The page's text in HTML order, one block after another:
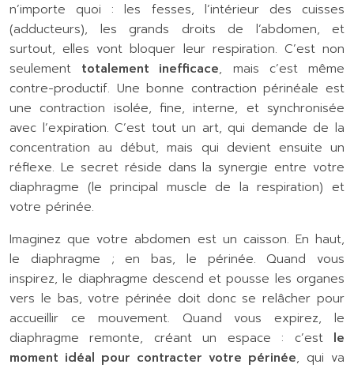
n’importe quoi : les fesses, l’intérieur des cuisses
(adducteurs), les grands droits de l’abdomen, et
surtout, elles vont bloquer leur respiration. C’est non
seulement totalement inefficace, mais c’est même
contre-productif. Une bonne contraction périnéale est
une contraction isolée, fine, interne, et synchronisée
avec l’expiration. C’est tout un art, qui demande de la
concentration au début, mais qui devient ensuite un
réflexe. Le secret réside dans la synergie entre votre
diaphragme (le principal muscle de la respiration) et
votre périnée.
Imaginez que votre abdomen est un caisson. En haut,
le diaphragme ; en bas, le périnée. Quand vous
inspirez, le diaphragme descend et pousse les organes
vers le bas, votre périnée doit donc se relâcher pour
accueillir ce mouvement. Quand vous expirez, le
diaphragme remonte, créant un espace : c’est le
moment idéal pour contracter votre périnée, qui va